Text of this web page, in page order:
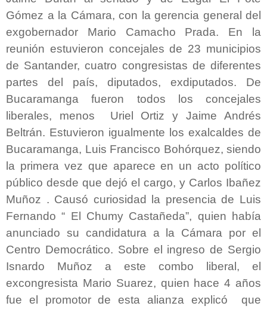
Gómez a la Cámara, con la gerencia general del
exgobernador Mario Camacho Prada. En la
reunión estuvieron concejales de 23 municipios
de Santander, cuatro congresistas de diferentes
partes del país, diputados, exdiputados. De
Bucaramanga fueron todos los concejales
liberales, menos Uriel Ortiz y Jaime Andrés
Beltrán. Estuvieron igualmente los exalcaldes de
Bucaramanga, Luis Francisco Bohórquez, siendo
la primera vez que aparece en un acto político
público desde que dejó el cargo, y Carlos Ibañez
Muñoz . Causó curiosidad la presencia de Luis
Fernando “ El Chumy Castañeda”, quien había
anunciado su candidatura a la Cámara por el
Centro Democrático. Sobre el ingreso de Sergio
Isnardo Muñoz a este combo liberal, el
excongresista Mario Suarez, quien hace 4 años
fue el promotor de esta alianza explicó que